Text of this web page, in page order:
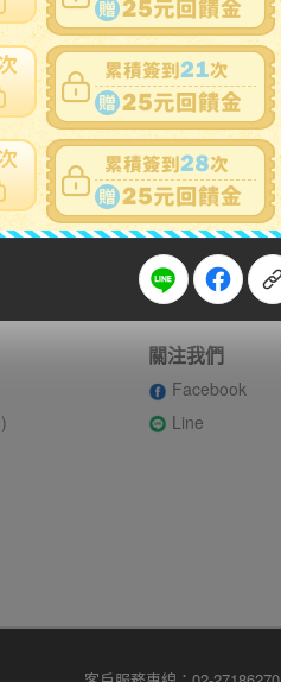
/ 2件 1 跳至 頁
運送損壞全額理賠
關注我們
Facebook
Line